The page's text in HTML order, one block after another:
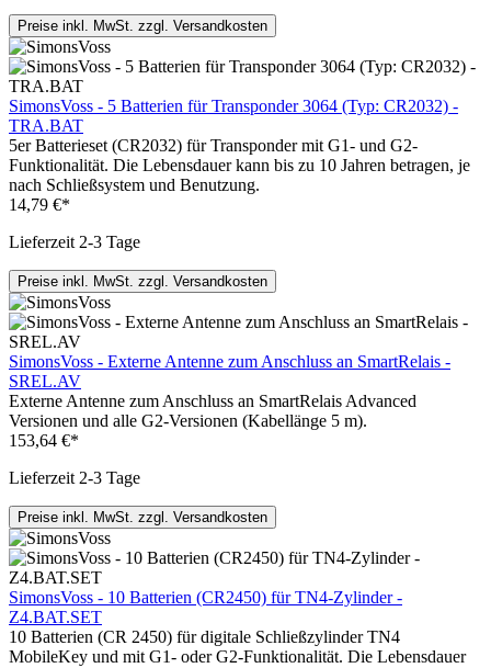
Preise inkl. MwSt. zzgl. Versandkosten
SimonsVoss - 5 Batterien für Transponder 3064 (Typ: CR2032) -
TRA.BAT
5er Batterieset (CR2032) für Transponder mit G1- und G2-
Funktionalität. Die Lebensdauer kann bis zu 10 Jahren betragen, je
nach Schließsystem und Benutzung.
14,79 €*
Lieferzeit 2-3 Tage
Preise inkl. MwSt. zzgl. Versandkosten
SimonsVoss - Externe Antenne zum Anschluss an SmartRelais -
SREL.AV
Externe Antenne zum Anschluss an SmartRelais Advanced
Versionen und alle G2-Versionen (Kabellänge 5 m).
153,64 €*
Lieferzeit 2-3 Tage
Preise inkl. MwSt. zzgl. Versandkosten
SimonsVoss - 10 Batterien (CR2450) für TN4-Zylinder -
Z4.BAT.SET
10 Batterien (CR 2450) für digitale Schließzylinder TN4
MobileKey und mit G1- oder G2-Funktionalität. Die Lebensdauer